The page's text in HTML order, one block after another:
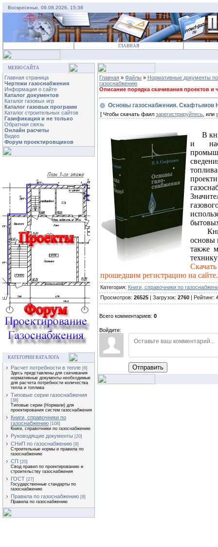
Воскресенье, 09.08.2026, 15:38
ГЛАВНАЯ
МЕНЮ САЙТА
Главная страница
Чертежи газоснабжения
Информация о сайте
Каталог документов
Каталог газовых игр
Каталог газовых программ
Каталог строительных сайтов
Газификация и не только
Обратная связь
Онлайн расчеты
Видео
Форум проектировщиков
КАТЕГОРИИ КАТАЛОГА
Расчет потребности в тепле [6]
Здесь представлены для скачивания
нормативные документы необходимые
для расчета потребности количества
тепла и топлива
Типовые серии газоснабжения
[38]
Типовые серии (Нормали) для
проектирования систем газоснабжения
Книги, справочники по
газоснабжению [108]
Книги, справочники по газоснабжению
Руководящие документы [20]
СНиП по газоснабжению [9]
Строительные нормы и правила по
газоснабжению
СП [20]
Свод правил по проектированию и
строительству газоснабжения
ГОСТ [27]
Государственные стандарты по
газоснабжению
Правила по газоснабжению [8]
Правила по газоснабжению
Главная » Файлы » Нормативные документы по
газоснабжению
Описание порядка скачивания проектов и
Основы газоснабжения. Скафтымов
[ Чтобы скачать фаил зарегистрируйтесь , или
В
и
основы
также
прошедшим регистрацию на сайте.
Категория: Книги, справочники по
Просмотров: 26525 | Загрузок: 2760 | Рейтинг:
Всего комментариев: 0
Войдите:
Отправить